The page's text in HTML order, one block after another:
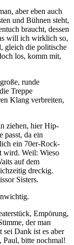
aber eben auch
und Bühnen steht,
braucht, dessen
will ich wirklich so,
gleich die politische
los, komm mit,
runde
Treppe
Klang verbreiten,
ziehen, hier Hip-
passt, da ein
ein 70er-Rock-
wird. Weil: Wieso
auf dem
dreckig.
Sisters.
Empörung,
der man
Dank ist es aber
Paul, bitte nochmal!